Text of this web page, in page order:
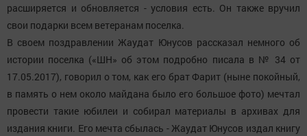
расширяется и обновляется - условия есть. Он также вручил
свои подарки всем ветеранам поселка.
В своем поздравлении Жаудат Юнусов рассказал немного об
истории поселка («ШН» об этом подробно писала в № 34 от
17.05.2017), говорил о том, как его брат Фарит (ныне покойный,
в память о нем около майдана было его большое фото) мечтал
провести такие юбилеи и собирал материалы в архивах для
издания книги. Его мечта сбылась - Жаудат Юнусов издал книгу